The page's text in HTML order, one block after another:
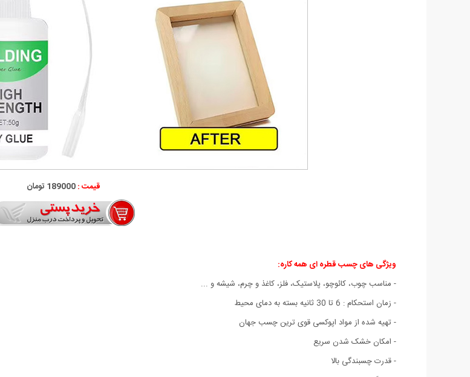
قیمت :189000 تومان
ویژگی های چسب قطره ای همه کاره:
- مناسب چوب، کائوچو، پلاستیک، فلز، کاغذ و چرم، شیشه و ...
- زمان استحکام : 6 تا 30 ثانیه بسته به دمای محیط
- تهیه شده از مواد اپوکسی قوی ترین چسب جهان
- امکان خشک شدن سریع
- قدرت چسبندگی بالا